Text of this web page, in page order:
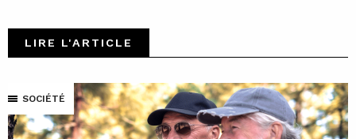
LIRE L'ARTICLE
SOCIÉTÉ